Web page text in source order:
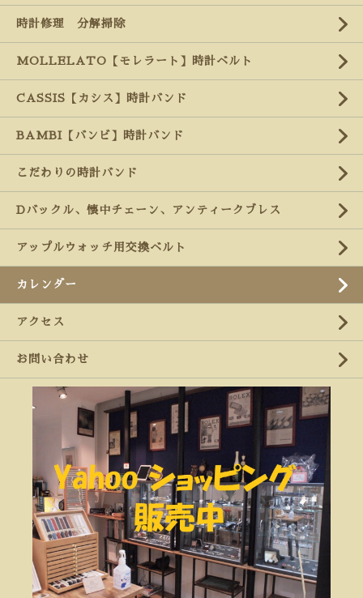
時計修理 分解掃除
MOLLELATO【モレラート】時計ベルト
CASSIS【カシス】時計バンド
BAMBI【バンビ】時計バンド
こだわりの時計バンド
Dバックル、懐中チェーン、アンティークブレス
アップルウォッチ用交換ベルト
カレンダー
アクセス
お問い合わせ